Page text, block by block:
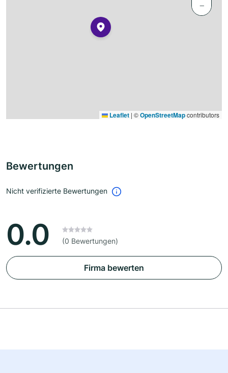
−
Leaflet | ©OpenStreetMapcontributors
Bewertungen
Nicht verifizierte Bewertungen
0.0 (0 Bewertungen)
Firma bewerten